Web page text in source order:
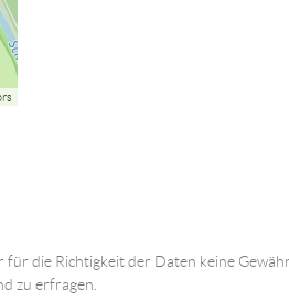
die Richtigkeit der Daten keine
zu erfragen.